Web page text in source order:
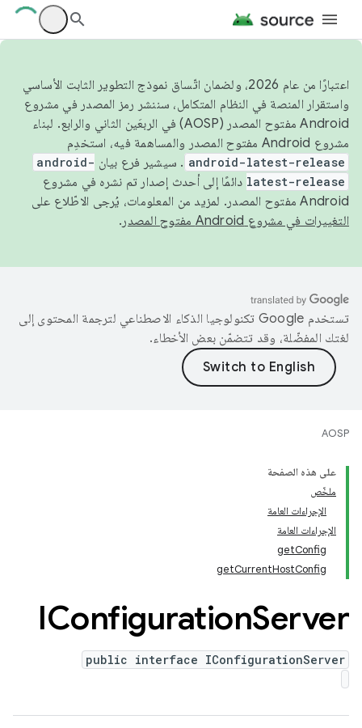
اعتبارًا من عام 2026، ولضمان اتّساق نموذج التطوير الثابت الأساسي
واستقرار المنصة في النظام المتكامل، سننشر رمز المصدر في مشروع
Android مفتوح المصدر (AOSP) في الربعَين الثاني والرابع. لبناء
مشروع Android مفتوح المصدر والمساهمة فيه، استخدِم
android-latest-release . سيشير فرع بيان android-
latest-release دائمًا إلى أحدث إصدار تم نشره في مشروع
Android مفتوح المصدر. لمزيد من المعلومات، يُرجى الاطّلاع على
التغييرات في مشروع Android مفتوح المصدر
.
تستخدم Google تكنولوجيا الذكاء الاصطناعي لترجمة المحتوى إلى
لغتك المفضّلة، وقد تتضمّن بعض الأخطاء.
AOSP
على هذه الصفحة
ملخّص
الإجراءات العامة
الإجراءات العامة
getConfig
getCurrentHostConfig
IConfigurationServer
public interface IConfigurationServer